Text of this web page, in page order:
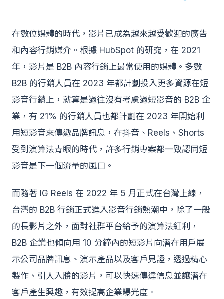
在數位媒體的時代，影片已成為越來越受歡迎的廣告
和內容行銷媒介。根據 HubSpot 的研究，在 2021
年，影片是 B2B 內容行銷上最常使用的媒體。多數
B2B 的行銷人員在 2023 年都計劃投入更多資源在短
影音行銷上，就算是過往沒有考慮過短影音的 B2B 企
業，有 21% 的行銷人員也都計劃在 2023 年開始利
用短影音來傳遞品牌訊息，在抖音、Reels、Shorts
受到演算法青眼的時代，許多行銷專案都一致認同短
影音是下一個流量的風口。
而隨著 IG Reels 在 2022 年 5 月正式在台灣上線，
台灣的 B2B 行銷正式進入影音行銷熱潮中，除了一般
的長影片之外，面對社群平台給予的演算法紅利，
B2B 企業也傾向用 10 分鐘內的短影片向潛在用戶展
示公司品牌訊息、演示產品以及客戶見證，透過精心
製作、引人入勝的影片，可以快速傳達信息並讓潛在
客戶產生興趣，有效提高企業曝光度。